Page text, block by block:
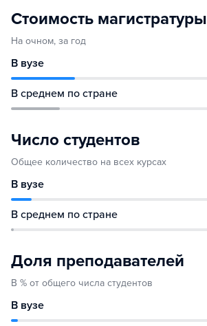
Стоимость магистратуры
На очном, за год
В вузе
В среднем по стране
Число студентов
Общее количество на всех курсах
В вузе
В среднем по стране
Доля преподавателей
В % от общего числа студентов
В вузе